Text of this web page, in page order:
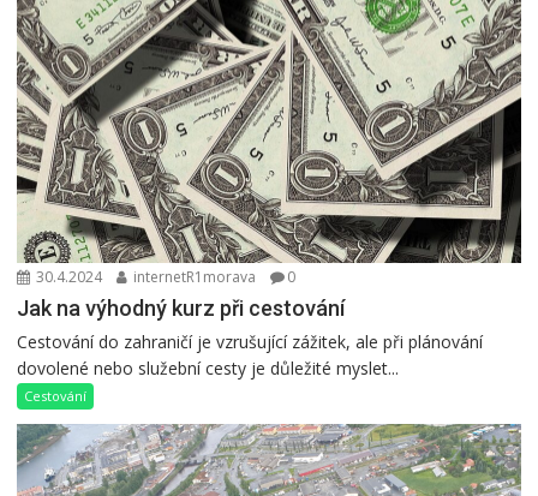
30.4.2024 internetR1morava 0
Jak na výhodný kurz při cestování
Cestování do zahraničí je vzrušující zážitek, ale při plánování
dovolené nebo služební cesty je důležité myslet...
Cestování